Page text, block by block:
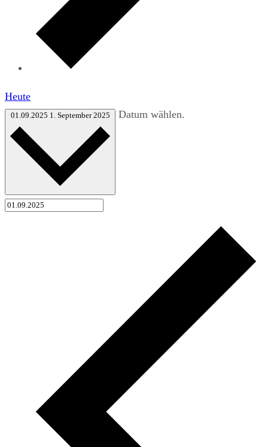
Heute
01.09.2025 1. September 2025 Datum wählen.